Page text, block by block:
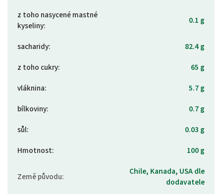
z toho nasycené mastné
kyseliny: 0.1 g
sacharidy:
82.4 g
z toho cukry:
65 g
vláknina:
5.7 g
bílkoviny:
0.7 g
sůl:
0.03 g
Hmotnost: 100 g
Země původu:
Chile, Kanada, USA dle
dodavatele